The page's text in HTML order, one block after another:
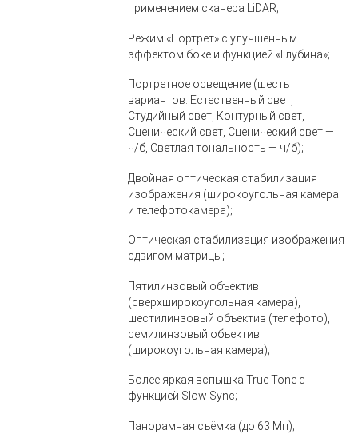
применением сканера LiDAR;
Режим «Портрет» с улучшенным
эффектом боке и функцией «Глубина»;
Портретное освещение (шесть
вариантов: Естественный свет,
Студийный свет, Контурный свет,
Сценический свет, Сценический свет —
ч/б, Светлая тональность — ч/б);
Двойная оптическая стабилизация
изображения (широкоугольная камера
и телефотокамера);
Оптическая стабилизация изображения
сдвигом матрицы;
Пятилинзовый объектив
(сверхширокоугольная камера),
шестилинзовый объектив (телефото),
семилинзовый объектив
(широкоугольная камера);
Более яркая вспышка True Tone с
функцией Slow Sync;
Панорамная съёмка (до 63 Мп);